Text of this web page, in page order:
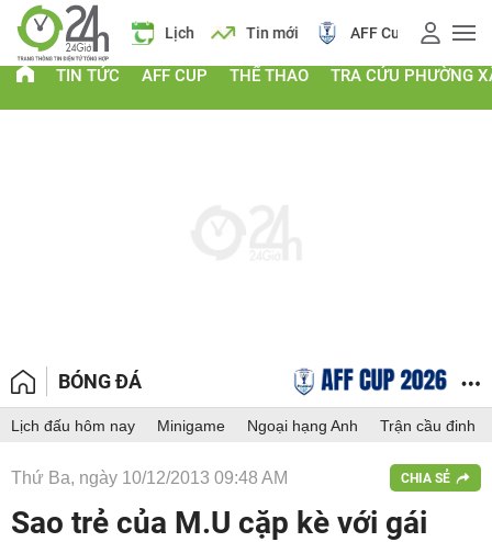
Lịch Tin mới AFF Cup Điểm chuẩn 2026
TIN TỨC AFF CUP THỂ THAO TRA CỨU PHƯỜNG
BÓNG ĐÁ
Lịch đấu hôm nay Minigame Ngoại hạng Anh Trận cầu đinh
Thứ Ba, ngày 10/12/2013 09:48 AM CHIA SẺ
Sao trẻ của M.U cặp kè với gái